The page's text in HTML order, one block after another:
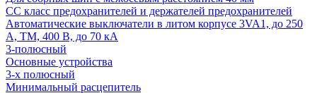
СС класс предохранителей и держателей предохранителей
Автоматические выключатели в литом корпусе 3VA1, до 250
А, TM, 400 В, до 70 кА
3-полюсный
Основные устройства
3-х полюсный
Минимальный расцепитель